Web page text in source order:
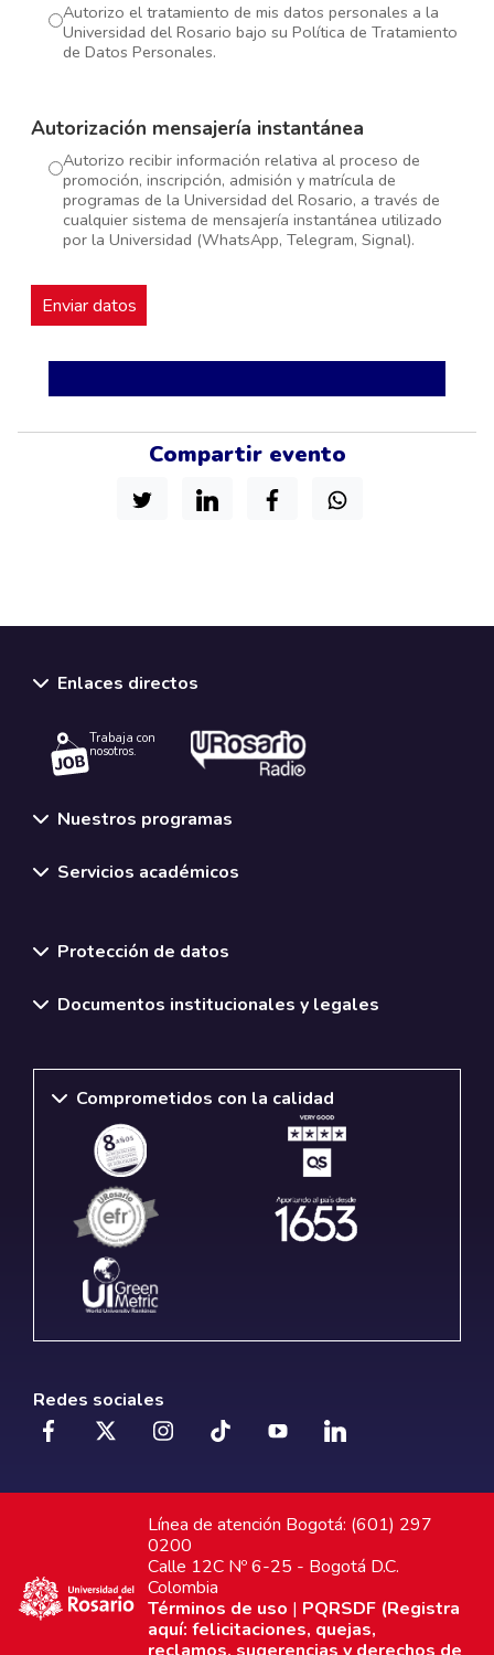
Autorizo el tratamiento de mis datos personales a la
Universidad del Rosario bajo su Política de Tratamiento
de Datos Personales.
Autorización mensajería instantánea
Autorizo recibir información relativa al proceso de
promoción, inscripción, admisión y matrícula de
programas de la Universidad del Rosario, a través de
cualquier sistema de mensajería instantánea utilizado
por la Universidad (WhatsApp, Telegram, Signal).
Compartir evento
Enlaces directos
Trabaja con
nosotros.
Nuestros programas
Servicios académicos
Protección de datos
Documentos institucionales y legales
Comprometidos con la calidad
Redes sociales
Línea de atención Bogotá: (601) 297
0200
Calle 12C Nº 6-25 - Bogotá D.C.
Colombia
Términos de uso | PQRSDF (Registra
aquí: felicitaciones, quejas,